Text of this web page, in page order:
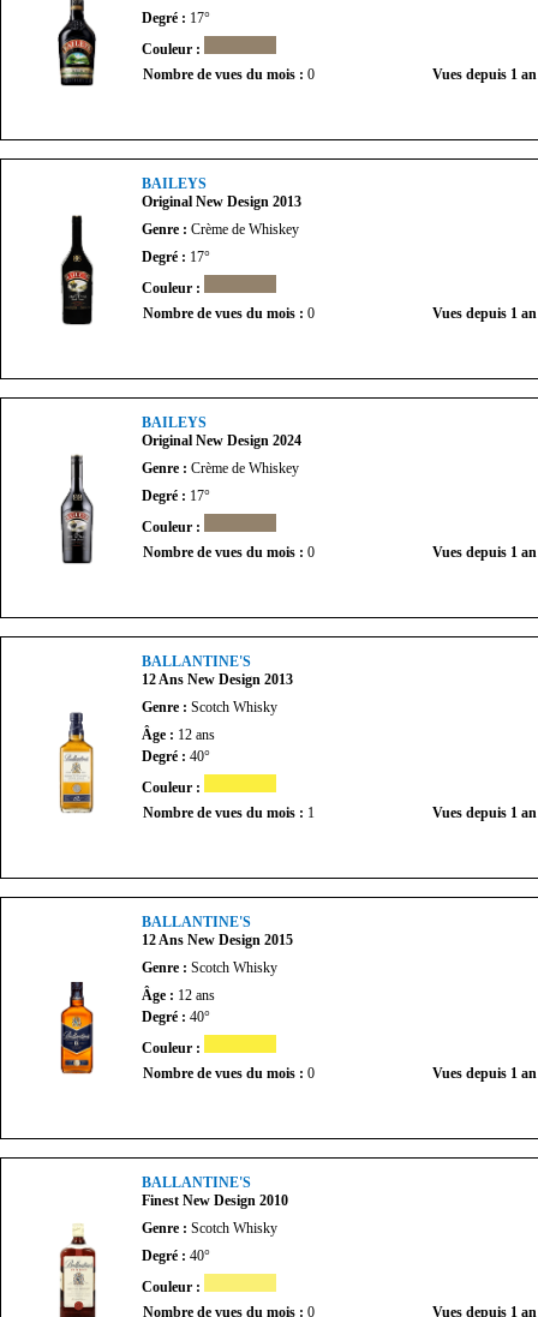
Degré : 17°
Couleur :
Nombre de vues du mois : 0 Vues depuis 1
BAILEYS
Original New Design 2013
Genre : Crème de Whiskey
Degré : 17°
Couleur :
Nombre de vues du mois : 0 Vues depuis 1
BAILEYS
Original New Design 2024
Genre : Crème de Whiskey
Degré : 17°
Couleur :
Nombre de vues du mois : 0 Vues depuis 1
BALLANTINE'S
12 Ans New Design 2013
Genre : Scotch Whisky
Âge : 12 ans
Degré : 40°
Couleur :
Nombre de vues du mois : 1 Vues depuis 1
BALLANTINE'S
12 Ans New Design 2015
Genre : Scotch Whisky
Âge : 12 ans
Degré : 40°
Couleur :
Nombre de vues du mois : 0 Vues depuis 1
BALLANTINE'S
Finest New Design 2010
Genre : Scotch Whisky
Degré : 40°
Couleur :
Nombre de vues du mois : 0 Vues depuis 1